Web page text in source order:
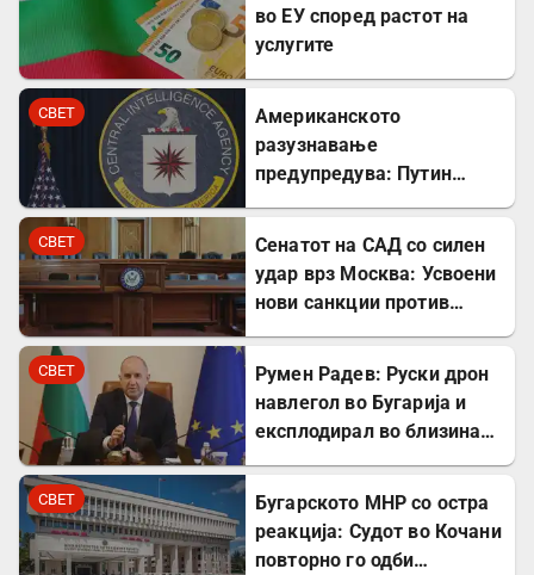
во ЕУ според растот на
услугите
СВЕТ
Американското
разузнавање
предупредува: Путин
СВЕТ
Сенатот на САД со силен
удар врз Москва: Усвоени
нови санкции против
СВЕТ
Румен Радев: Руски дрон
навлегол во Бугарија и
експлодирал во близина
СВЕТ
Бугарското МНР со остра
реакција: Судот во Кочани
повторно го одби